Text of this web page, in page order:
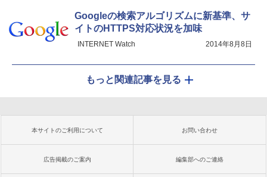
Googleの検索アルゴリズムに新基準、サ
イトのHTTPS対応状況を加味
INTERNET Watch 2014年8月8日
もっと関連記事を見る
本サイトのご利用について お問い合わせ
広告掲載のご案内 編集部へのご連絡